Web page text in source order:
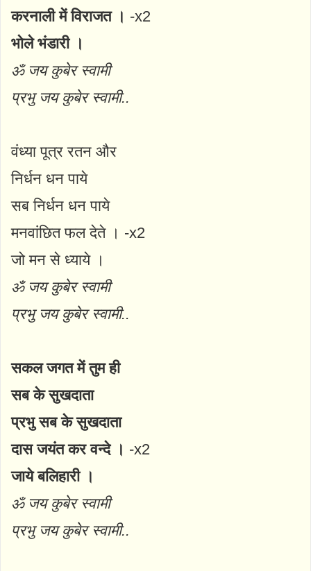
करनाली में विराजत । -x2
भोले भंडारी ।
ॐ जय कुबेर स्वामी
प्रभु जय कुबेर स्वामी..
वंध्या पूत्र रतन और
निर्धन धन पाये
सब निर्धन धन पाये
मनवांछित फल देते । -x2
जो मन से ध्याये ।
ॐ जय कुबेर स्वामी
प्रभु जय कुबेर स्वामी..
सकल जगत में तुम ही
सब के सुखदाता
प्रभु सब के सुखदाता
दास जयंत कर वन्दे । -x2
जाये बलिहारी ।
ॐ जय कुबेर स्वामी
प्रभु जय कुबेर स्वामी..